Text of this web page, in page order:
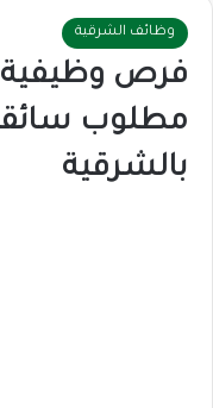
وظائف الشرقية
فرص وظيفية
مطلوب
بالشرقية